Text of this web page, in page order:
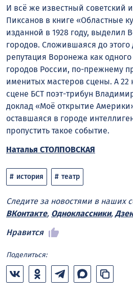
И всё же известный советский
Пиксанов в книге «Областные
изданной в 1928 году, выделил
городов. Сложившаяся до этого
репутация Воронежа как
городов России, по-прежнему
именитых мастеров сцены. А 22
сцене БСТ поэт-трибун
доклад «Моё открытие
оставшаяся в городе
пропустить такое событие.
Наталья СТОЛПОВСКАЯ
история театр
Следите за новостями в наших
ВКонтакте, Одноклассники, Дзен
Нравится
Поделиться: